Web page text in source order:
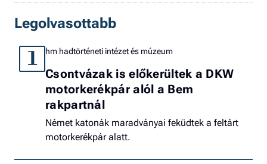
Legolvasottabb
1 hm hadtörténeti intézet és múzeum
Csontvázak is előkerültek a DKW
motorkerékpár alól a Bem
rakpartnál
Német katonák maradványai feküdtek a feltárt
motorkerékpár alatt.